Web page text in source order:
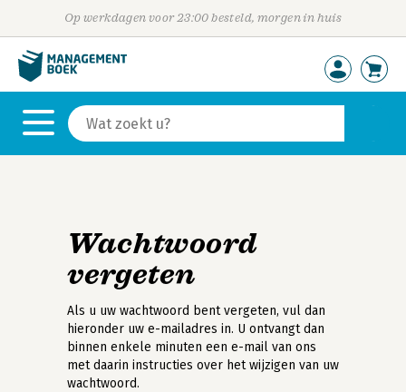
Op werkdagen voor 23:00 besteld, morgen in huis
Wachtwoord
vergeten
Als u uw wachtwoord bent vergeten, vul dan
hieronder uw e-mailadres in. U ontvangt dan
binnen enkele minuten een e-mail van ons
met daarin instructies over het wijzigen van uw
wachtwoord.